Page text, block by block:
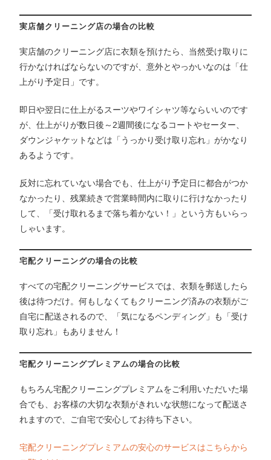
実店舗クリーニング店の場合の比較
実店舗のクリーニング店に衣類を預けたら、当然受け取りに
行かなければならないのですが、意外とやっかいなのは「仕
上がり予定日」です。
即日や翌日に仕上がるスーツやワイシャツ等ならいいのです
が、仕上がりが数日後～2週間後になるコートやセーター、
ダウンジャケットなどは「うっかり受け取り忘れ」がかなり
あるようです。
反対に忘れていない場合でも、仕上がり予定日に都合がつか
なかったり、残業続きで営業時間内に取りに行けなかったり
して、「受け取れるまで落ち着かない！」という方もいらっ
しゃいます。
宅配クリーニングの場合の比較
すべての宅配クリーニングサービスでは、衣類を郵送したら
後は待つだけ。何もしなくてもクリーニング済みの衣類がご
自宅に配送されるので、「気になるペンディング」も「受け
取り忘れ」もありません！
宅配クリーニングプレミアムの場合の比較
もちろん宅配クリーニングプレミアムをご利用いただいた場
合でも、お客様の大切な衣類がきれいな状態になって配送さ
れますので、ご自宅で安心してお待ち下さい。
宅配クリーニングプレミアムの安心のサービスはこちらから